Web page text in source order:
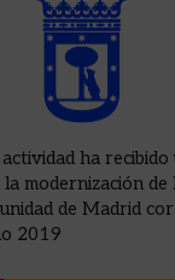
ha recibido
modernización de
de Madrid
2019